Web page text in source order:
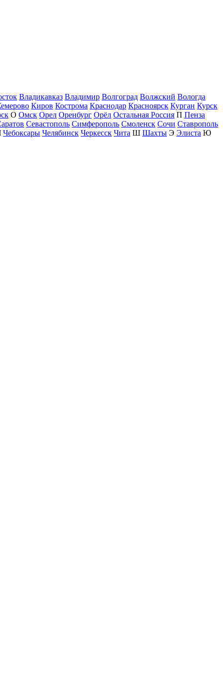
Владикавказ Владимир Волгоград Волжский Вологда
Киров Кострома Краснодар Красноярск Курган Курск
О Омск Орел Оренбург Орёл Остальная Россия П Пенза
Севастополь Симферополь Смоленск Сочи Ставрополь
Чебоксары Челябинск Черкесск Чита Ш Шахты Э Элиста Ю